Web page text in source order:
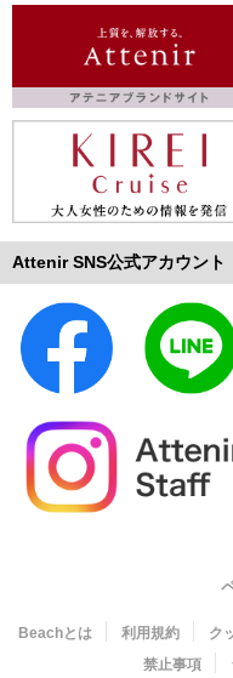
Attenir SNS公式アカウント
Beachとは 利用規約 ク
禁止事項